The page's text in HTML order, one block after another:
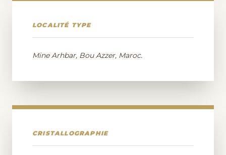
LOCALITÉ TYPE
Mine Arhbar, Bou Azzer, Maroc.
CRISTALLOGRAPHIE